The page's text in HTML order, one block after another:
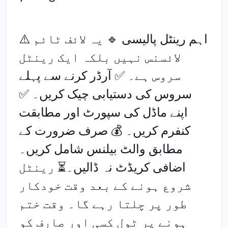
⚠️ اہم رینٹل پالیسی 🔹 یہ لائف ٹائم
لائسنس نہیں بلکہ ایک رینٹل
سروس ہے۔ ✅ آرڈر کرنے سے پہلے
سروس کی دستیابی چیک کریں۔ ✅
اپنے ماڈل کی سپورٹ اور مطابقت
کنفرم کریں۔ 💰 صرف ضرورت کے
مطابق والٹ بیلنس شامل کریں۔
اضافی کریڈٹ نہ ڈالیں۔⏳ رینٹل
شروع ہونے کے بعد وقت خودکار
طور پر چلتا رہے گا۔ وقت ختم
ہونے پر ٹول کسی اور صارف کو